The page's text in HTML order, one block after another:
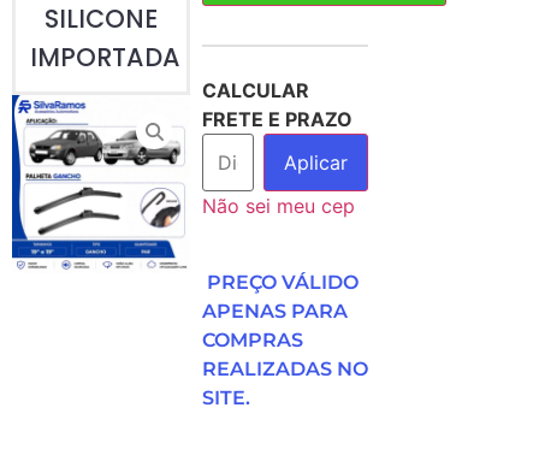
SILICONE
IMPORTADA
CALCULAR
FRETE E PRAZO
Aplicar
Não sei meu cep
PREÇO VÁLIDO
APENAS PARA
COMPRAS
REALIZADAS NO
SITE.